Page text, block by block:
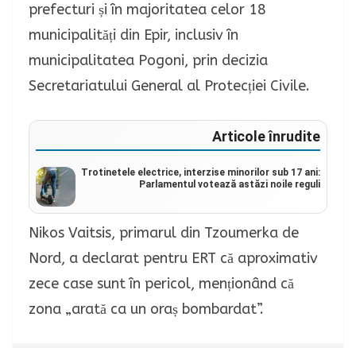
prefecturi și în majoritatea celor 18
municipalități din Epir, inclusiv în
municipalitatea Pogoni, prin decizia
Secretariatului General al Protecției Civile.
Articole înrudite
Trotinetele electrice, interzise minorilor sub 17 ani:
Parlamentul votează astăzi noile reguli
Nikos Vaitsis, primarul din Tzoumerka de
Nord, a declarat pentru ERT că aproximativ
zece case sunt în pericol, menționând că
zona „arată ca un oraș bombardat”.